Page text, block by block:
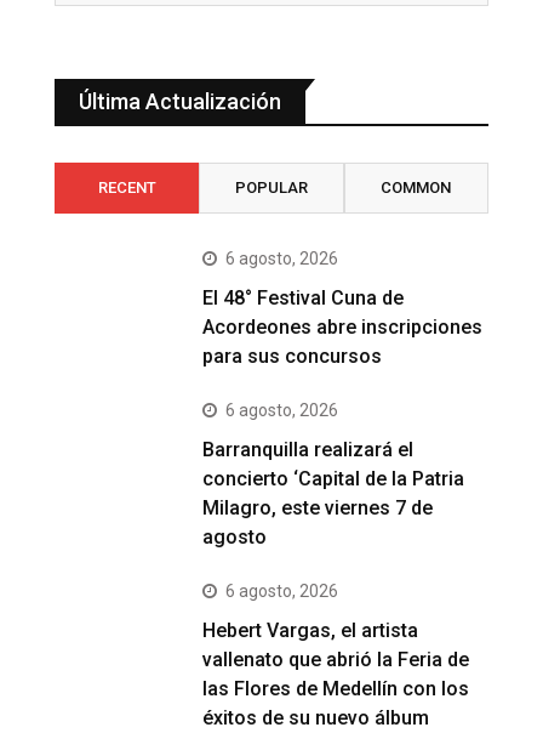
Última Actualización
RECENT POPULAR COMMON
6 agosto, 2026
El 48° Festival Cuna de
Acordeones abre inscripciones
para sus concursos
6 agosto, 2026
Barranquilla realizará el
concierto ‘Capital de la Patria
Milagro, este viernes 7 de
agosto
6 agosto, 2026
Hebert Vargas, el artista
vallenato que abrió la Feria de
las Flores de Medellín con los
éxitos de su nuevo álbum